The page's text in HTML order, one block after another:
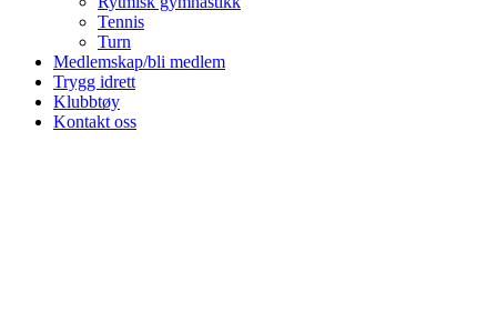
Tennis
Turn
Medlemskap/bli medlem
Trygg idrett
Klubbtøy
Kontakt oss